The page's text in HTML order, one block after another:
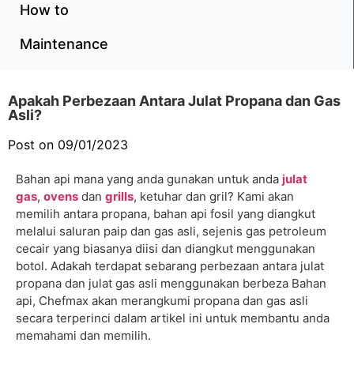
How to
Maintenance
Apakah Perbezaan Antara Julat Propana dan Gas
Asli?
Post on 09/01/2023
Bahan api mana yang anda gunakan untuk anda julat
gas, ovens dan grills, ketuhar dan gril? Kami akan
memilih antara propana, bahan api fosil yang diangkut
melalui saluran paip dan gas asli, sejenis gas petroleum
cecair yang biasanya diisi dan diangkut menggunakan
botol. Adakah terdapat sebarang perbezaan antara julat
propana dan julat gas asli menggunakan berbeza Bahan
api, Chefmax akan merangkumi propana dan gas asli
secara terperinci dalam artikel ini untuk membantu anda
memahami dan memilih.